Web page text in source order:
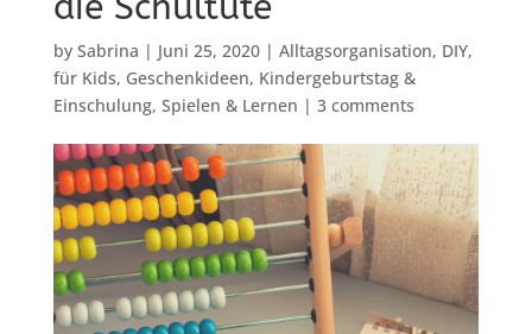
by Sabrina | Juni 25, 2020| Alltagsorganisation, DIY,
für Kids, Geschenkideen, Kindergeburtstag &
Einschulung, Spielen & Lernen | 3 comments